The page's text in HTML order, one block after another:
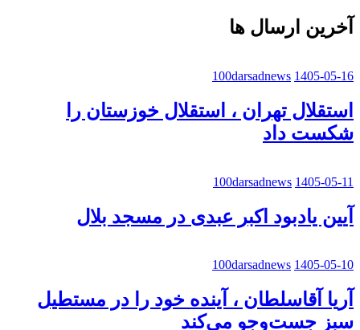
آخرین ارسال ها
100darsadnews 1405-05-16
استقلال تهران ، استقلال خوزستان را
شکست داد
100darsadnews 1405-05-11
آیین یادبود اکبر عبدی در مسجد بلال
100darsadnews 1405-05-10
آریا آقاسلطان ، آینده خود را در مستطیل
سبز جست‌وجو می‌کند